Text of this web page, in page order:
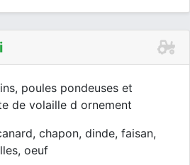
poules pondeuses et
de volaille d ornement
chapon, dinde, faisan,
oeuf